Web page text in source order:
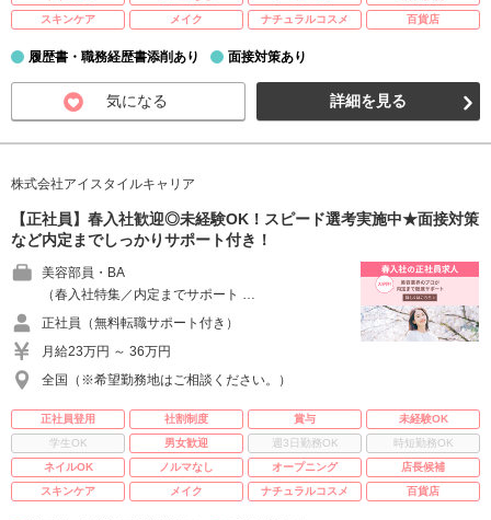
スキンケア
メイク ナチュラルコスメ 百貨店
履歴書・職務経歴書添削あり 面接対策あり
気になる 詳細を見る
株式会社アイスタイルキャリア
【正社員】春入社歓迎◎未経験OK！スピード選考実施中★面接対策
など内定までしっかりサポート付き！
美容部員・BA
（春入社特集／内定までサポート …
正社員（無料転職サポート付き）
月給23万円 ～ 36万円
全国（※希望勤務地はご相談ください。）
正社員登用 社割制度 賞与
未経験OK
学生OK
男女歓迎 週3日勤務OK
時短勤務OK
ネイルOK
ノルマなし オープニング
店長候補
スキンケア
メイク ナチュラルコスメ 百貨店